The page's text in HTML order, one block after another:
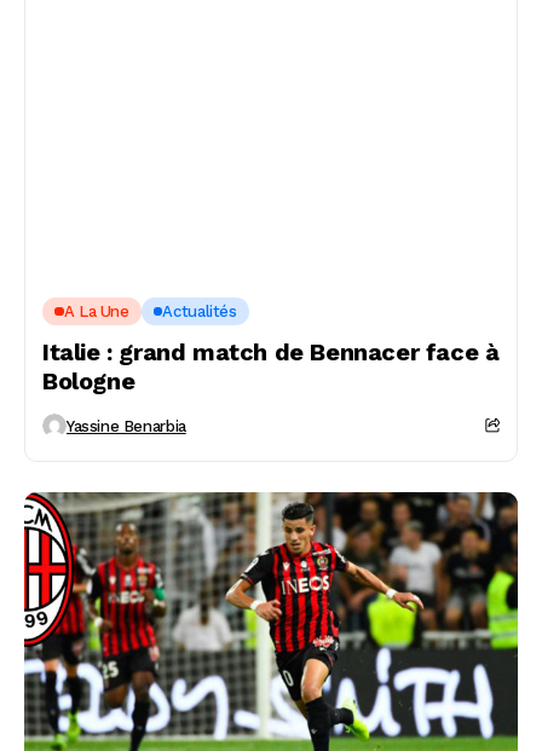
A La Une Actualités
Italie : grand match de Bennacer face à
Bologne
Yassine Benarbia